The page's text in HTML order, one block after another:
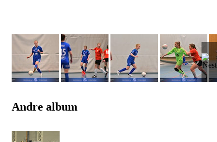
Andre album